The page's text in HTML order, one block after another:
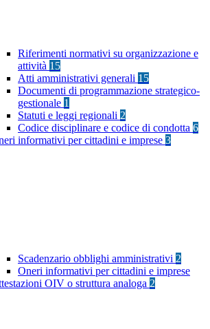
Riferimenti normativi su organizzazione e
attività 15
Atti amministrativi generali 15
Documenti di programmazione strategico-
gestionale 1
Statuti e leggi regionali 2
Codice disciplinare e codice di condotta 6
informativi per cittadini e imprese 3
Scadenzario obblighi amministrativi 2
Oneri informativi per cittadini e imprese
OIV o struttura analoga 2